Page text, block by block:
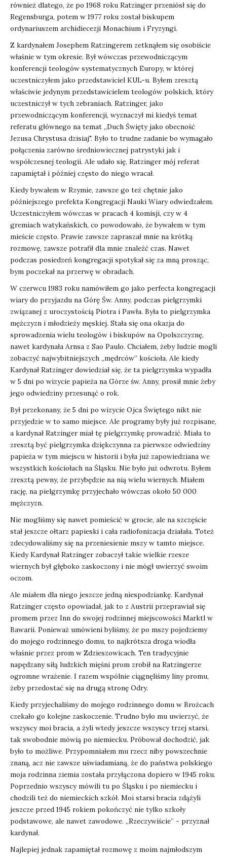
również dlatego, że po 1968 roku Ratzinger przeniósł się do
Regensburga, potem w 1977 roku został biskupem
ordynariuszem archidiecezji Monachium i Fryzyngi.
Z kardynałem Josephem Ratzingerem zetknąłem się osobiście
właśnie w tym okresie. Był wówczas przewodniczącym
konferencji teologów systematycznych Europy, w której
uczestniczyłem jako przedstawiciel KUL-u. Byłem zresztą
właściwie jedynym przedstawicielem teologów polskich, który
uczestniczył w tych zebraniach. Ratzinger, jako
przewodniczącym konferencji, wyznaczył mi kiedyś temat
referatu głównego na temat „Duch Święty jako obecność
Jezusa Chrystusa dzisiaj". Było to trudne zadanie bo wymagało
połączenia zarówno średniowiecznej patrystyki jak i
współczesnej teologii. Ale udało się, Ratzinger mój referat
zapamiętał i później często do niego wracał.
Kiedy bywałem w Rzymie, zawsze go też chętnie jako
późniejszego prefekta Kongregacji Nauki Wiary odwiedzałem.
Uczestniczyłem wówczas w pracach 4 komisji, czy w 4
gremiach watykańskich, co powodowało, że bywałem w tym
mieście często. Prawie zawsze zapraszał mnie na krótką
rozmowę, zawsze potrafił dla mnie znaleźć czas. Nawet
podczas posiedzeń kongregacji spotykał się za mną prosząc,
bym poczekał na przerwę w obradach.
W czerwcu 1983 roku namówiłem go jako perfecta kongregacji
wiary do przyjazdu na Górę Św. Anny, podczas pielgrzymki
związanej z uroczystością Piotra i Pawła. Była to pielgrzymka
mężczyzn i młodzieży męskiej. Stała się ona okazja do
sprowadzenia wielu teologów i biskupów na Opolszczyznę,
nawet kardynała Arnsa z Sao Paulo. Chciałem, żeby ludzie mogli
zobaczyć najwybitniejszych „mędrców” kościoła. Ale kiedy
Kardynał Ratzinger dowiedział się, że ta pielgrzymka wypadła
w 5 dni po wizycie papieża na Górze św. Anny, prosił mnie żeby
jego odwiedziny przesunąć o rok.
Był przekonany, że 5 dni po wizycie Ojca Świętego nikt nie
przyjedzie w to samo miejsce. Ale programy były już rozpisane,
a kardynał Ratzinger miał tę pielgrzymkę prowadzić. Miała to
zresztą być pielgrzymka dziękczynna za pierwsze odwiedziny
papieża w tym miejscu w historii i była już zapowiedziana we
wszystkich kościołach na Śląsku. Nie było już odwrotu. Byłem
zresztą pewny, że przybędzie na nią wielu wiernych. Miałem
rację, na pielgrzymkę przyjechało wówczas około 50 000
mężczyzn.
Nie mogliśmy się nawet pomieścić w grocie, ale na szczęście
stał jeszcze ołtarz papieski i cała radiofonizacja działała. Toteż
zdecydowaliśmy się na przeniesienie mszy w tamto miejsce.
Kiedy Kardynał Ratzinger zobaczył takie wielkie rzesze
wiernych był głęboko zaskoczony i nie mógł uwierzyć swoim
oczom.
Ale miałem dla niego jeszcze jedną niespodziankę. Kardynał
Ratzinger często opowiadał, jak to z Austrii przeprawiał się
promem przez Inn do swojej rodzinnej miejscowości Marktl w
Bawarii. Ponieważ umówieni byliśmy, że po mszy pojedziemy
do mojego rodzinnego domu, to najkrótsza droga wiodła
właśnie przez prom w Zdzieszowicach. Ten tradycyjnie
napędzany siłą ludzkich mięśni prom zrobił na Ratzingerze
ogromne wrażenie. I razem wspólnie ciągnęliśmy liny promu,
żeby przedostać się na drugą stronę Odry.
Kiedy przyjechaliśmy do mojego rodzinnego domu w Brożcach
czekało go kolejne zaskoczenie. Trudno było mu uwierzyć, że
wszyscy moi bracia, a żyli wtedy jeszcze wszyscy trzej starsi,
tak swobodnie mówią po niemiecku. Próbował dochodzić, jak
było to możliwe. Przypomniałem mu rzecz niby powszechnie
znaną, acz nie zawsze uświadamianą, że do państwa polskiego
moja rodzinna ziemia została przyłączona dopiero w 1945 roku.
Poprzednio wszyscy mówili tu po Śląsku i po niemiecku i
chodzili też do niemieckich szkół. Moi starsi bracia zdążyli
jeszcze przed 1945 rokiem pokończyć nie tylko szkoły
podstawowe, ale nawet zawodowe. „Rzeczywiście” - przyznał
kardynał.
Najlepiej jednak zapamiętał rozmowę z moim najmłodszym